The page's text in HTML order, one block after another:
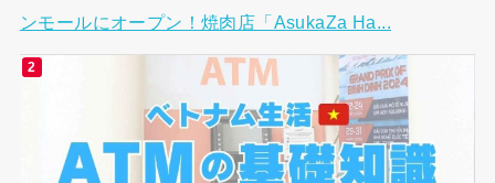
ンモールにオープン！焼肉店「AsukaZa Ha...